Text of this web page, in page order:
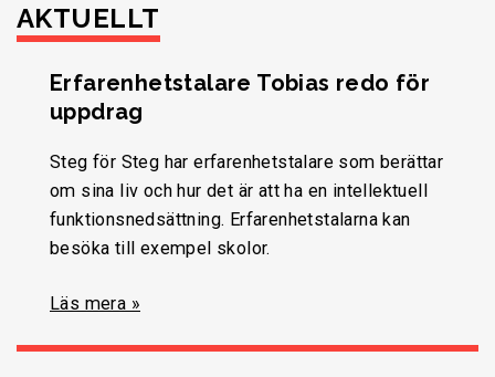
AKTUELLT
Erfarenhetstalare Tobias redo för
uppdrag
Steg för Steg har erfarenhetstalare som berättar
om sina liv och hur det är att ha en intellektuell
funktionsnedsättning. Erfarenhetstalarna kan
besöka till exempel skolor.
Läs mera »